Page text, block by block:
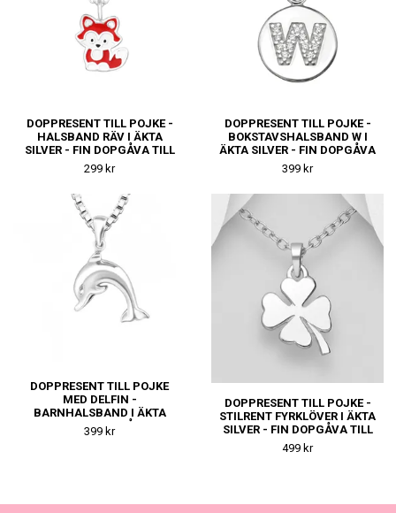
DOPPRESENT TILL POJKE -
HALSBAND RÄV I ÄKTA
SILVER - FIN DOPGÅVA TILL
KILLE
299 kr
DOPPRESENT TILL POJKE -
BOKSTAVSHALSBAND W I
ÄKTA SILVER - FIN DOPGÅVA
TILL KILLE
399 kr
DOPPRESENT TILL POJKE
MED DELFIN -
BARNHALSBAND I ÄKTA
SILVER - FIN DOPGÅVA TILL
KILLE
399 kr
DOPPRESENT TILL POJKE -
STILRENT FYRKLÖVER I ÄKTA
SILVER - FIN DOPGÅVA TILL
KILLE
499 kr